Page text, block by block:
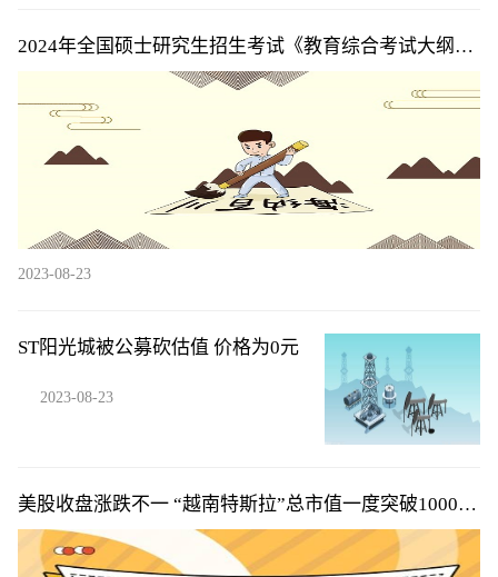
2024年全国硕士研究生招生考试《教育综合考试大纲》
公布
2023-08-23
ST阳光城被公募砍估值 价格为0元
2023-08-23
美股收盘涨跌不一 “越南特斯拉”总市值一度突破1000亿
美元